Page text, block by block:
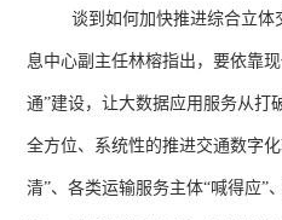
谈到如何加快推进综合立
息中心副主任林榕指出，要依靠
通”建设，让大数据应用服务从打
全方位、系统性的推进交通数字
清”、各类运输服务主体“喊得应”